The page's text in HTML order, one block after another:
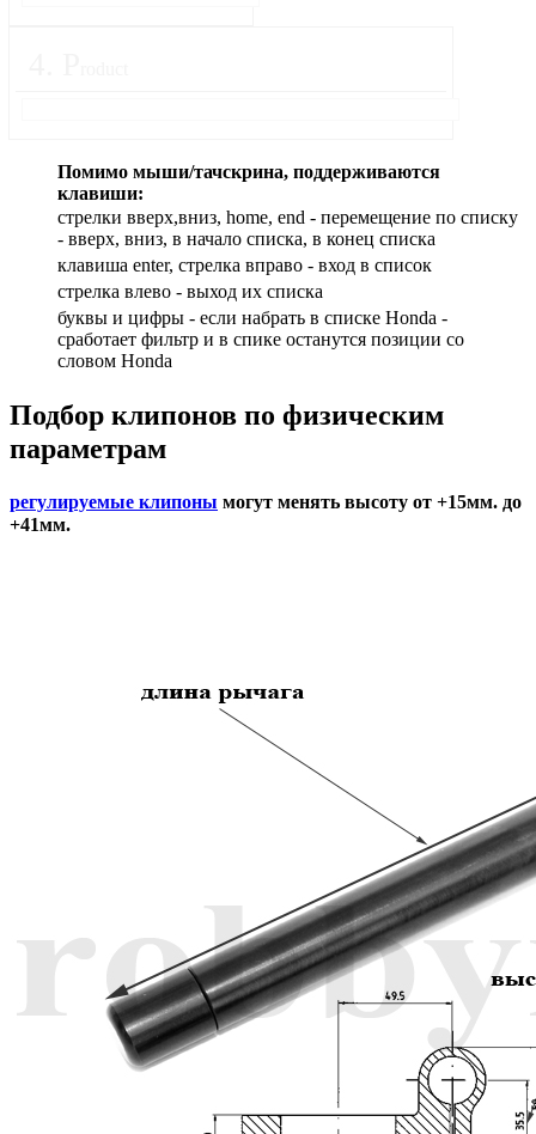
Помимо мыши/тачскрина, поддерживаются
клавиши:
стрелки вверх,вниз, home, end - перемещение по списку
- вверх, вниз, в начало списка, в конец списка
клавиша enter, стрелка вправо - вход в список
cтрелка влево - выход их списка
буквы и цифры - если набрать в списке Honda -
сработает фильтр и в спике останутся позиции со
словом Honda
Подбор клипонов по физическим
параметрам
регулируемые клипоны могут менять высоту от +15мм. до
+41мм.